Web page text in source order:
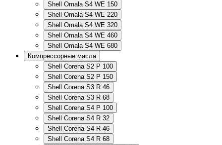
Shell Omala S4 WE 150
Shell Omala S4 WE 220
Shell Omala S4 WE 320
Shell Omala S4 WE 460
Shell Omala S4 WE 680
Компрессорные масла
Shell Corena S2 P 100
Shell Corena S2 P 150
Shell Corena S3 R 46
Shell Corena S3 R 68
Shell Corena S4 P 100
Shell Corena S4 R 32
Shell Corena S4 R 46
Shell Corena S4 R 68